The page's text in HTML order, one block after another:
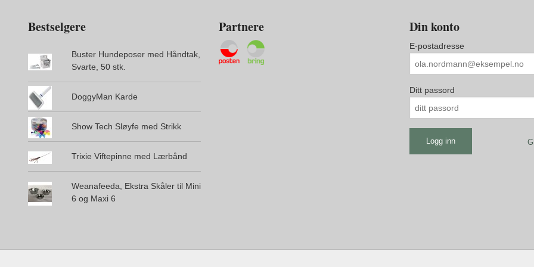
Bestselgere
Buster Hundeposer med Håndtak,
Svarte, 50 stk.
DoggyMan Karde
Show Tech Sløyfe med Strikk
Trixie Viftepinne med Lærbånd
Weanafeeda, Ekstra Skåler til Mini
6 og Maxi 6
Partnere Din konto
E-postadresse
Ditt passord